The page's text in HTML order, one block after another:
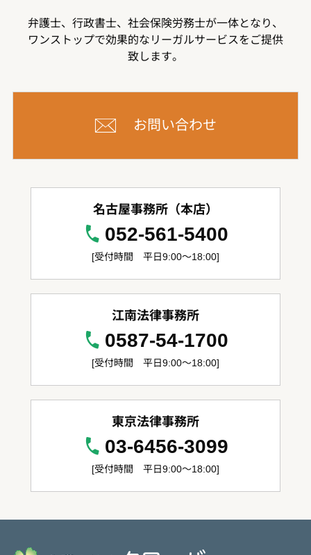
弁護士、行政書士、社会保険労務士が一体となり、
ワンストップで効果的なリーガルサービスをご提供
致します。
お問い合わせ
名古屋事務所（本店）
052-561-5400
[受付時間 平日9:00～18:00]
江南法律事務所
0587-54-1700
[受付時間 平日9:00～18:00]
東京法律事務所
03-6456-3099
[受付時間 平日9:00～18:00]